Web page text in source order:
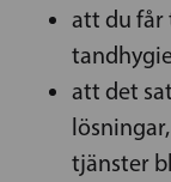
att du får
att det
tjänster